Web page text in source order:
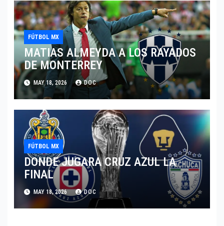
FÚTBOL MX
MATIAS ALMEYDA A LOS RAYADOS
DE MONTERREY
MAY 18, 2026 DOC
FÚTBOL MX
DONDE JUGARA CRUZ AZUL LA
FINAL
MAY 18, 2026 DOC